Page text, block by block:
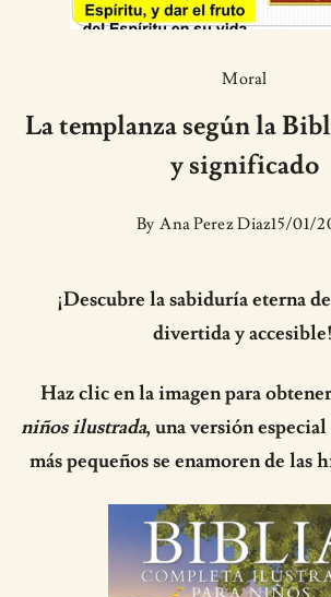
Moral
La templanza según la
y significado
By Ana Perez Diaz15/01/
¡Descubre la sabiduría eterna
divertida y
Haz clic en la imagen para
niños ilustrada, una versión
más pequeños se enamoren de las